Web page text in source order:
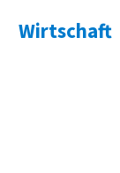
Wirtschaft